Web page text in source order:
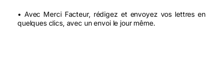
• Avec Merci Facteur, rédigez et envoyez vos lettres en
quelques clics, avec un envoi le jour même.